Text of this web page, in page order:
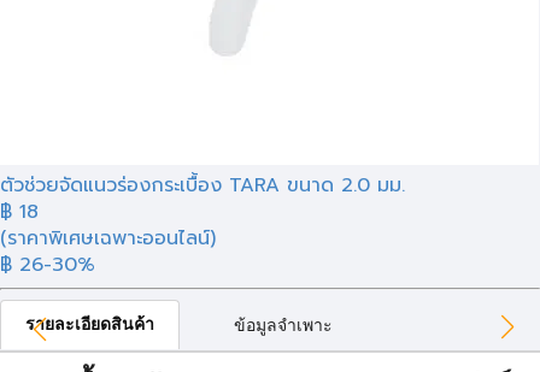
ตัวช่วยจัดแนวร่องกระเบื้อง TARA ขนาด 2.0 มม.
฿ 18
(ราคาพิเศษเฉพาะออนไลน์)
฿ 26-30%
รายละเอียดสินค้า ข้อมูลจำเพาะ